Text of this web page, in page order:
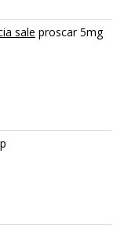
sale proscar 5mg